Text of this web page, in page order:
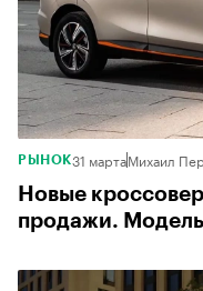
РЫНОК31 мартаМихаил
Новые
продажи.